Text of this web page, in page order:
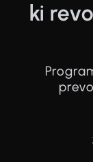
ki